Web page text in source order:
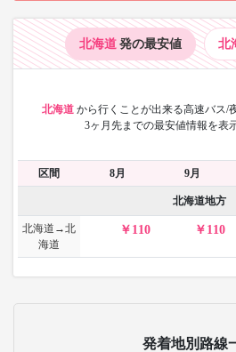
北海道 発の最安値 北
北海道 から行くことが出来る高速バス/
3ヶ月先までの最安値情報を表
区間 8月 9月
北海道地方
北海道→北
海道
110 110
発着地別路線